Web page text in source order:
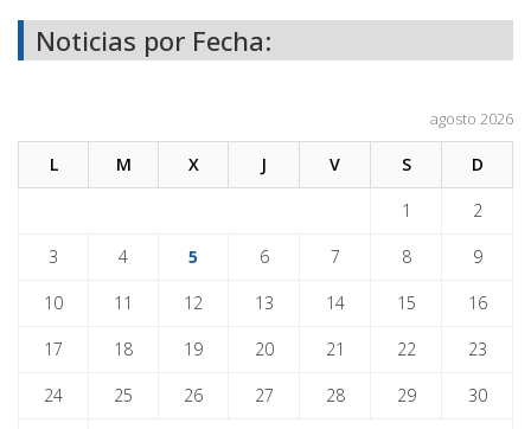
Noticias por Fecha:
agosto 2026
L M X J V S D
1 2
3 4 5 6 7 8 9
10 11 12 13 14 15 16
17 18 19 20 21 22 23
24 25 26 27 28 29 30